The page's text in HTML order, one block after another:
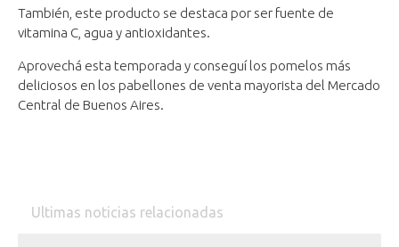
También, este producto se destaca por ser fuente de
vitamina C, agua y antioxidantes.
Aprovechá esta temporada y conseguí los pomelos más
deliciosos en los pabellones de venta mayorista del Mercado
Central de Buenos Aires.
Ultimas noticias relacionadas